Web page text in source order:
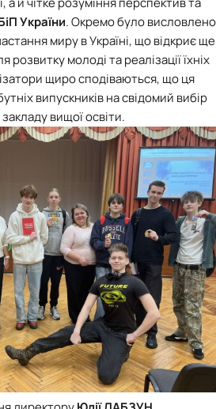
України. Окремо було висловлено
миру в Україні, що відкриє ще
молоді та реалізації їхніх
щиро сподіваються, що ця
випускників на свідомий вибір
вищої освіти.